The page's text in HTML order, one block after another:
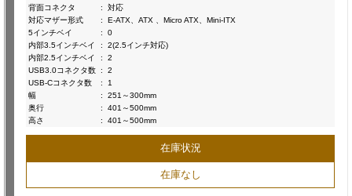
背面コネクタ
:
対応
対応マザー形式
:
E-ATX、ATX 、Micro ATX、Mini-ITX
5インチベイ
:
0
内部3.5インチベイ
:
2(2.5インチ対応)
内部2.5インチベイ
:
2
USB3.0コネクタ数 :
2
USB-Cコネクタ数
:
1
幅
:
251～300mm
奥行
:
401～500mm
高さ
: 401～500mm
在庫状況
在庫なし